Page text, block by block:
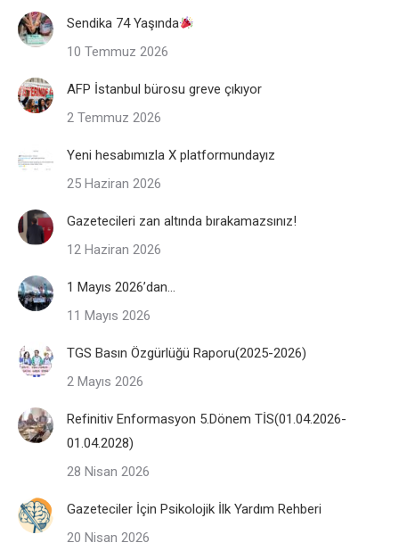
Sendika 74 Yaşında
10 Temmuz 2026
AFP İstanbul bürosu greve çıkıyor
2 Temmuz 2026
Yeni hesabımızla X platformundayız
25 Haziran 2026
Gazetecileri zan altında bırakamazsınız!
12 Haziran 2026
1 Mayıs 2026’dan…
11 Mayıs 2026
TGS Basın Özgürlüğü Raporu(2025-2026)
2 Mayıs 2026
Refinitiv Enformasyon 5.Dönem TİS(01.04.2026-
01.04.2028)
28 Nisan 2026
Gazeteciler İçin Psikolojik İlk Yardım Rehberi
20 Nisan 2026